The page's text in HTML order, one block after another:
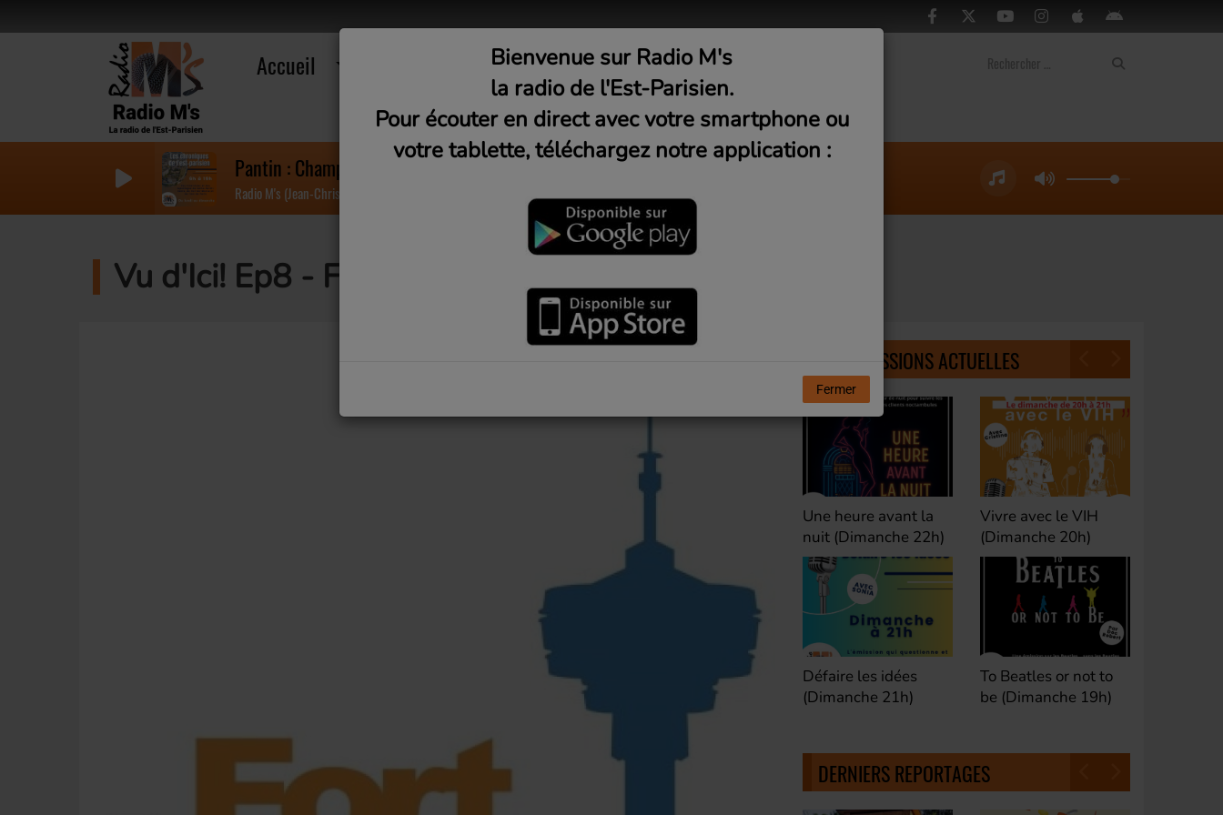
Accueil Musique Médias
Pantin : Championnat de France de tir à l'arc 18m
Radio M's (Jean-Christophe)
Vu d'Ici! Ep8 - Fort Avenir (Les Lilas)
NOS ÉMISSIONS ACTUELLES
nuit (Dimanche 22h)
Défaire les idées
(Dimanche 21h)
Vivre avec le VIH
(Dimanche 20h)
To Beatles or not to
be (Dimanche 19h)
Club M's le Mix by
David (Lundi, jeudi et
samedi 23h)
Fan de Funk (Samedi
21h)
DERNIERS REPORTAGES
Bienvenue sur Radio M's
la radio de l'Est-Parisien.
Pour écouter en direct avec votre smartphone ou
votre tablette, téléchargez notre application :
Fermer